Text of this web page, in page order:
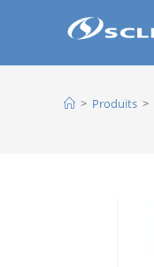
> Produits >